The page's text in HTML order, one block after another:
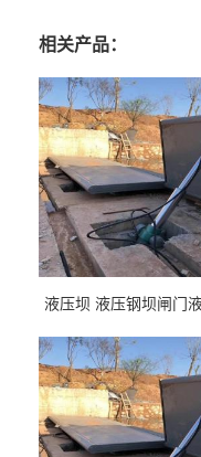
相关产品：
液压坝 液压钢坝闸门